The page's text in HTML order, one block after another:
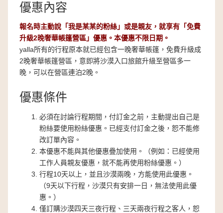
優惠內容
報名時主動說「我是某某的粉絲」或是親友，就享有「免費
升級2晚奢華帳篷營區」優惠。本優惠不限日期。
yalla所有的行程原本就已經包含一晚奢華帳篷，免費升級成
2晚奢華帳篷營區，意即將沙漠入口旅館升級至營區多一
晚，可以在營區連泊2晚。
優惠條件
必須在討論行程期間，付訂金之前，主動提出自己是
粉絲要使用粉絲優惠。已經支付訂金之後，恕不能修
改訂單內容。
本優惠不能與其他優惠疊加使用。（例如：已經使用
工作人員親友優惠，就不能再使用粉絲優惠。）
行程10天以上，並且沙漠兩晚，方能使用此優惠。
（9天以下行程，沙漠只有安排一日，無法使用此優
惠。）
僅訂購沙漠四天三夜行程、三天兩夜行程之客人，恕